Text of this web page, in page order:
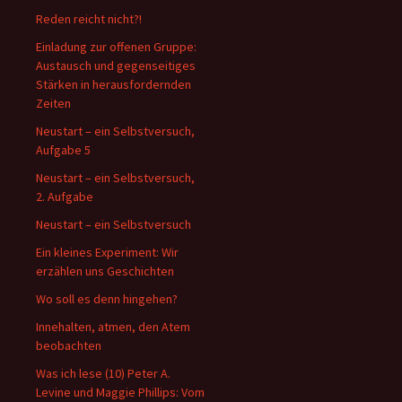
Reden reicht nicht?!
Einladung zur offenen Gruppe:
Austausch und gegenseitiges
Stärken in herausfordernden
Zeiten
Neustart – ein Selbstversuch,
Aufgabe 5
Neustart – ein Selbstversuch,
2. Aufgabe
Neustart – ein Selbstversuch
Ein kleines Experiment: Wir
erzählen uns Geschichten
Wo soll es denn hingehen?
Innehalten, atmen, den Atem
beobachten
Was ich lese (10) Peter A.
Levine und Maggie Phillips: Vom